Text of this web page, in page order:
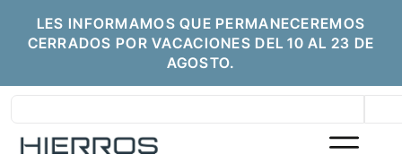
LES INFORMAMOS QUE PERMANECEREMOS
CERRADOS POR VACACIONES DEL 10 AL 23 DE
AGOSTO.